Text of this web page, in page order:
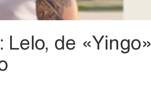
Lelo, de «Yingo»